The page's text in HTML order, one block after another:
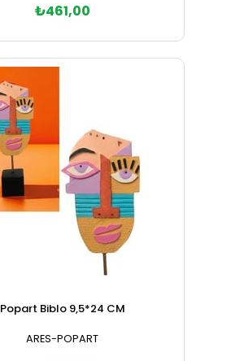
₺461,00
Sepete Ekle
Popart Biblo 9,5*24 CM
ARES-POPART